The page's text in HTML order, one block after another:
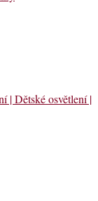
| Dětské osvětlení |